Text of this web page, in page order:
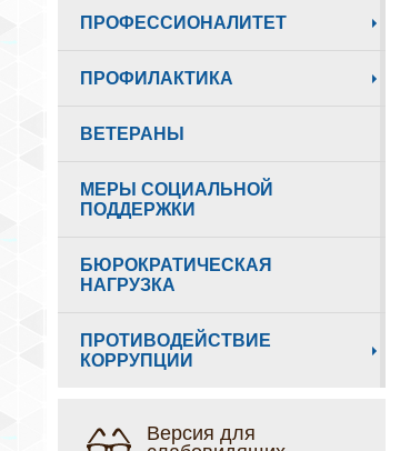
ПРОФЕССИОНАЛИТЕТ
ПРОФИЛАКТИКА
ВЕТЕРАНЫ
МЕРЫ СОЦИАЛЬНОЙ
ПОДДЕРЖКИ
БЮРОКРАТИЧЕСКАЯ
НАГРУЗКА
ПРОТИВОДЕЙСТВИЕ
КОРРУПЦИИ
Версия для